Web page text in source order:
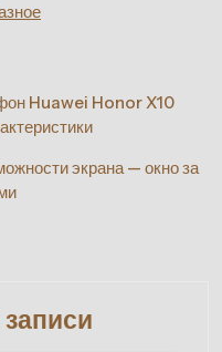
Huawei Honor X10
экрана — окно за